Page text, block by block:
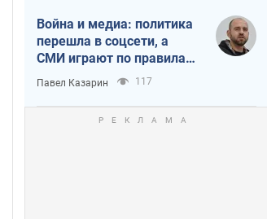
Война и медиа: политика
перешла в соцсети, а
СМИ играют по правилам
YouTube
Павел Казарин 117